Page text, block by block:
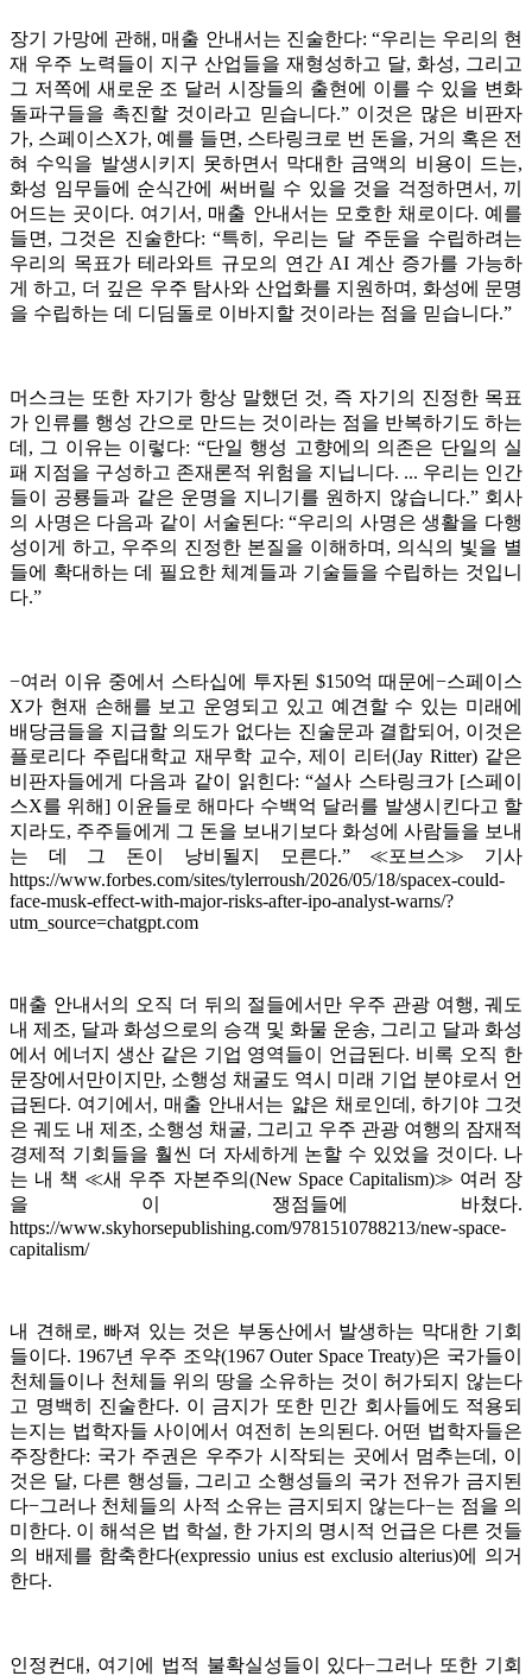
장기 가망에 관해, 매출 안내서는 진술한다: “우리는 우리의 현
재 우주 노력들이 지구 산업들을 재형성하고 달, 화성, 그리고
그 저쪽에 새로운 조 달러 시장들의 출현에 이를 수 있을 변화
돌파구들을 촉진할 것이라고 믿습니다.” 이것은 많은 비판자
가, 스페이스X가, 예를 들면, 스타링크로 번 돈을, 거의 혹은 전
혀 수익을 발생시키지 못하면서 막대한 금액의 비용이 드는,
화성 임무들에 순식간에 써버릴 수 있을 것을 걱정하면서, 끼
어드는 곳이다. 여기서, 매출 안내서는 모호한 채로이다. 예를
들면, 그것은 진술한다: “특히, 우리는 달 주둔을 수립하려는
우리의 목표가 테라와트 규모의 연간 AI 계산 증가를 가능하
게 하고, 더 깊은 우주 탐사와 산업화를 지원하며, 화성에 문명
을 수립하는 데 디딤돌로 이바지할 것이라는 점을 믿습니다.”
머스크는 또한 자기가 항상 말했던 것, 즉 자기의 진정한 목표
가 인류를 행성 간으로 만드는 것이라는 점을 반복하기도 하는
데, 그 이유는 이렇다: “단일 행성 고향에의 의존은 단일의 실
패 지점을 구성하고 존재론적 위험을 지닙니다. ... 우리는 인간
들이 공룡들과 같은 운명을 지니기를 원하지 않습니다.” 회사
의 사명은 다음과 같이 서술된다: “우리의 사명은 생활을 다행
성이게 하고, 우주의 진정한 본질을 이해하며, 의식의 빛을 별
들에 확대하는 데 필요한 체계들과 기술들을 수립하는 것입니
다.”
−여러 이유 중에서 스타십에 투자된 $150억 때문에−스페이스
X가 현재 손해를 보고 운영되고 있고 예견할 수 있는 미래에
배당금들을 지급할 의도가 없다는 진술문과 결합되어, 이것은
플로리다 주립대학교 재무학 교수, 제이 리터(Jay Ritter) 같은
비판자들에게 다음과 같이 읽힌다: “설사 스타링크가 [스페이
스X를 위해] 이윤들로 해마다 수백억 달러를 발생시킨다고 할
지라도, 주주들에게 그 돈을 보내기보다 화성에 사람들을 보내
는 데 그 돈이 낭비될지 모른다.” ≪포브스≫ 기사
https://www.forbes.com/sites/tylerroush/2026/05/18/spacex-could-
face-musk-effect-with-major-risks-after-ipo-analyst-warns/?
utm_source=chatgpt.com
매출 안내서의 오직 더 뒤의 절들에서만 우주 관광 여행, 궤도
내 제조, 달과 화성으로의 승객 및 화물 운송, 그리고 달과 화성
에서 에너지 생산 같은 기업 영역들이 언급된다. 비록 오직 한
문장에서만이지만, 소행성 채굴도 역시 미래 기업 분야로서 언
급된다. 여기에서, 매출 안내서는 얇은 채로인데, 하기야 그것
은 궤도 내 제조, 소행성 채굴, 그리고 우주 관광 여행의 잠재적
경제적 기회들을 훨씬 더 자세하게 논할 수 있었을 것이다. 나
는 내 책 ≪새 우주 자본주의(New Space Capitalism)≫ 여러 장
을 이 쟁점들에 바쳤다.
https://www.skyhorsepublishing.com/9781510788213/new-space-
capitalism/
내 견해로, 빠져 있는 것은 부동산에서 발생하는 막대한 기회
들이다. 1967년 우주 조약(1967 Outer Space Treaty)은 국가들이
천체들이나 천체들 위의 땅을 소유하는 것이 허가되지 않는다
고 명백히 진술한다. 이 금지가 또한 민간 회사들에도 적용되
는지는 법학자들 사이에서 여전히 논의된다. 어떤 법학자들은
주장한다: 국가 주권은 우주가 시작되는 곳에서 멈추는데, 이
것은 달, 다른 행성들, 그리고 소행성들의 국가 전유가 금지된
다−그러나 천체들의 사적 소유는 금지되지 않는다−는 점을 의
미한다. 이 해석은 법 학설, 한 가지의 명시적 언급은 다른 것들
의 배제를 함축한다(expressio unius est exclusio alterius)에 의거
한다.
인정컨대, 여기에 법적 불확실성들이 있다−그러나 또한 기회